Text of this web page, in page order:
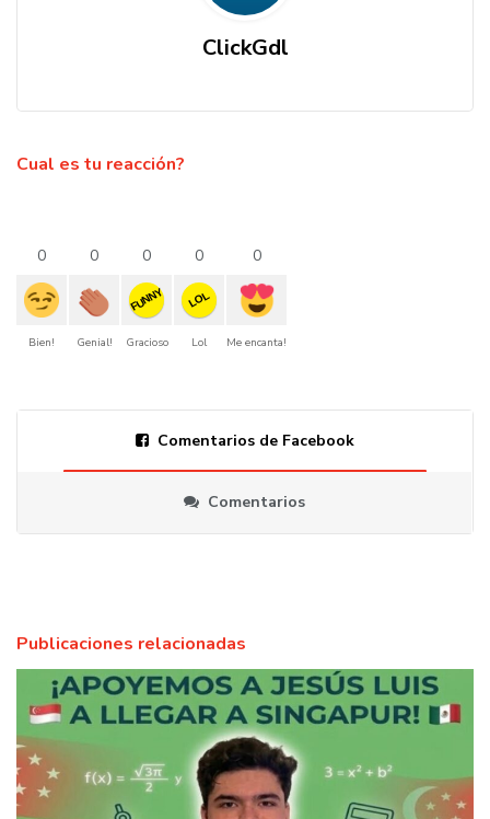
ClickGdl
Cual es tu reacción?
0
Bien!
0
Genial!
0
FUNNY
Gracioso
0
LOL
Lol
0
Me encanta!
Comentarios de Facebook
Comentarios
Publicaciones relacionadas